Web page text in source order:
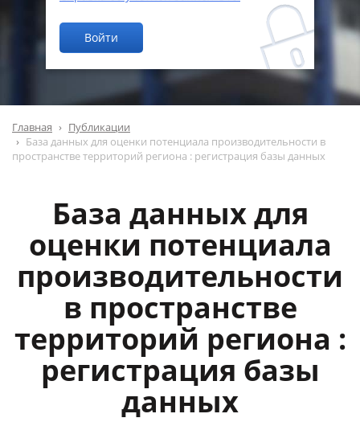
Войти
Главная
Публикации
База данных для оценки потенциала производительности в
пространстве территорий региона : регистрация базы данных
База данных для
оценки потенциала
производительности
в пространстве
территорий региона :
регистрация базы
данных